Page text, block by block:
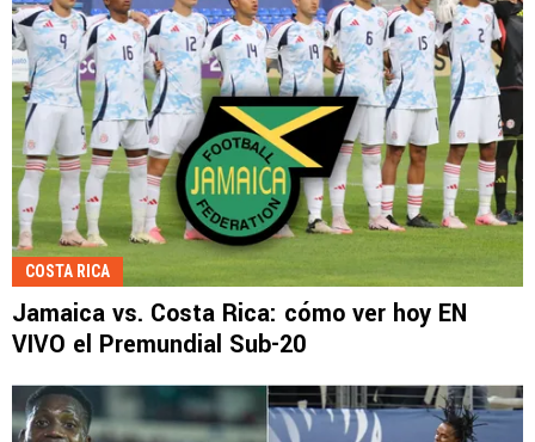
COSTA RICA
Jamaica vs. Costa Rica: cómo ver hoy EN
VIVO el Premundial Sub-20